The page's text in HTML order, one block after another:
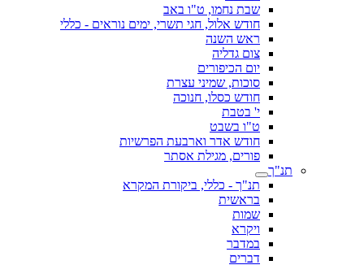
שבת נחמו, ט"ו באב
חודש אלול, חגי תשרי, ימים נוראים - כללי
ראש השנה
צום גדליה
יום הכיפורים
סוכות, שמיני עצרת
חודש כסלו, חנוכה
י' בטבת
ט"ו בשבט
חודש אדר וארבעת הפרשיות
פורים, מגילת אסתר
תנ"ך
תנ"ך - כללי, ביקורת המקרא
בראשית
שמות
ויקרא
במדבר
דברים